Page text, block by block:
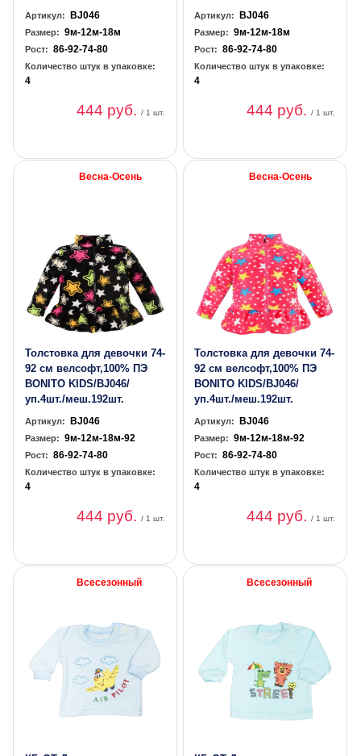
Артикул: BJ046
Размер: 9м-12м-18м
Рост: 86-92-74-80
Количество штук в упаковке:
4
444 руб./ 1 шт.
Артикул: BJ046
Размер: 9м-12м-18м
Рост: 86-92-74-80
Количество штук в упаковке:
4
444 руб./ 1 шт.
Весна-Осень
Толстовка для девочки 74-
92 см велсофт,100% ПЭ
BONITO KIDS/BJ046/
уп.4шт./меш.192шт.
Артикул: BJ046
Размер: 9м-12м-18м-92
Рост: 86-92-74-80
Количество штук в упаковке:
4
444 руб./ 1 шт.
Весна-Осень
Толстовка для девочки 74-
92 см велсофт,100% ПЭ
BONITO KIDS/BJ046/
уп.4шт./меш.192шт.
Артикул: BJ046
Размер: 9м-12м-18м-92
Рост: 86-92-74-80
Количество штук в упаковке:
4
444 руб./ 1 шт.
Всесезонный Всесезонный